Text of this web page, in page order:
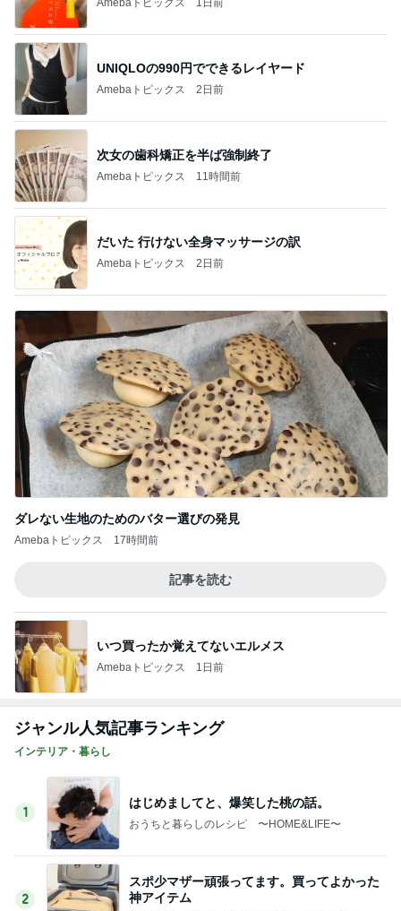
UNIQLOの990円でできるレイヤード
Amebaトピックス 2日前
次女の歯科矯正を半ば強制終了
Amebaトピックス 11時間前
だいた 行けない全身マッサージの訳
Amebaトピックス 2日前
ダレない生地のためのバター選びの発見
Amebaトピックス 17時間前
記事を読む
いつ買ったか覚えてないエルメス
Amebaトピックス 1日前
ジャンル人気記事ランキング
インテリア・暮らし
1
はじめましてと、爆笑した桃の話。
おうちと暮らしのレシピ 〜HOME&LIFE〜
2
スポ少マザー頑張ってます。買ってよかった
神アイテム